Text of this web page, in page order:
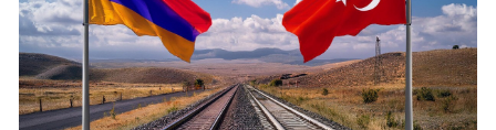
ЗАСТАВЛЯЕТ
КАВКАЗ ЗА ПАЛЕСТИНУ
ИНАКОМЫСЛИЕ В ЧЕЧНЕ
ПРЕСЛЕДОВАНИЕ АКТИВИСТОВ
МОБИЛИЗАЦИЯ И ПРОТЕСТЫ
Дагестан
Ингушетия
Кабардино-Балкария
Калмыкия